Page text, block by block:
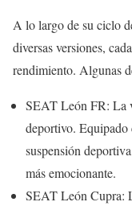
A lo largo de su ciclo
diversas versiones,
rendimiento. Algunas
SEAT León FR: La
deportivo. Equipado
suspensión
más emocionante.
SEAT León Cupra: